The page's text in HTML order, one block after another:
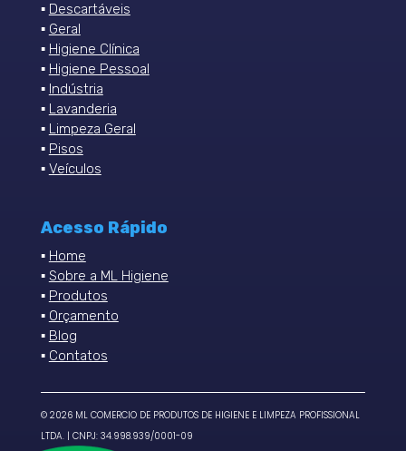
▪ Descartáveis
▪ Geral
▪ Higiene Clínica
▪ Higiene Pessoal
▪ Indústria
▪ Lavanderia
▪ Limpeza Geral
▪ Pisos
▪ Veículos
Acesso Rápido
▪ Home
▪ Sobre a ML Higiene
▪ Produtos
▪ Orçamento
▪ Blog
▪ Contatos
© 2026ML COMERCIO DE PRODUTOS DE HIGIENE E LIMPEZA PROFISSIONAL
LTDA. | CNPJ: 34.998.939/0001-09